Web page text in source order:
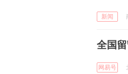
新闻
全国
网易号